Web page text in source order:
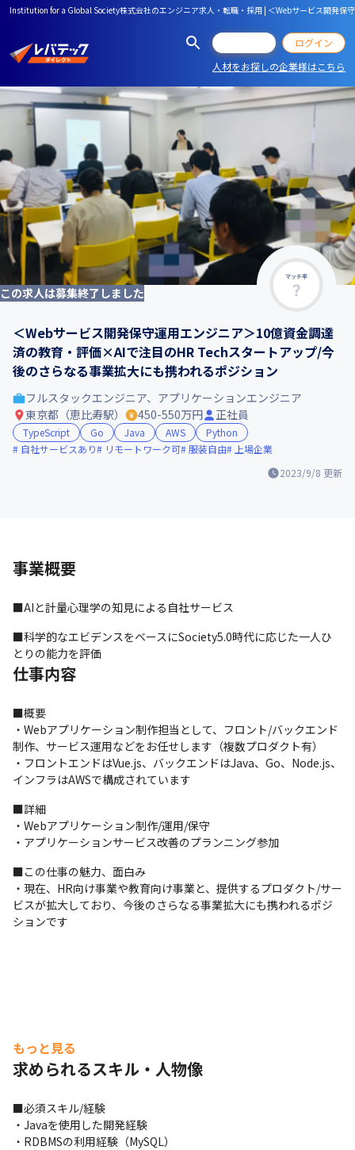
Institution for a Global Society株式会社のエンジニア求人・転職・採用 | ＜Webサービス開発
ログイン
人材をお探しの企業様はこちら
マッチ率
この求人は募集終了しました
＜Webサービス開発保守運用エンジニア＞10億資金調達
済の教育・評価×AIで注目のHR Techスタートアップ/今
後のさらなる事業拡大にも携われるポジション
2023/9/8 更新
フルスタックエンジニア、アプリケーションエンジニア
東京都（恵比寿駅）
450-550万円 正社員
TypeScript Go Java AWS
Python
自社サービスあり
リモートワーク可 服装自由 上場企業
事業概要
■AIと計量心理学の知見による自社サービス
■科学的なエビデンスをベースにSociety5.0時代に応じた一人ひ
とりの能力を評価
仕事内容
■概要
・Webアプリケーション制作担当として、フロント/バックエンド
制作、サービス運用などをお任せします（複数プロダクト有）
・フロントエンドはVue.js、バックエンドはJava、Go、Node.js、
インフラはAWSで構成されています
■詳細
・Webアプリケーション制作/運用/保守
・アプリケーションサービス改善のプランニング参加
■この仕事の魅力、面白み
・現在、HR向け事業や教育向け事業と、提供するプロダクト/サー
ビスが拡大しており、今後のさらなる事業拡大にも携われるポジ
ションです
もっと見る
求められるスキル・人物像
■必須スキル/経験
・Javaを使用した開発経験
・RDBMSの利用経験（MySQL）